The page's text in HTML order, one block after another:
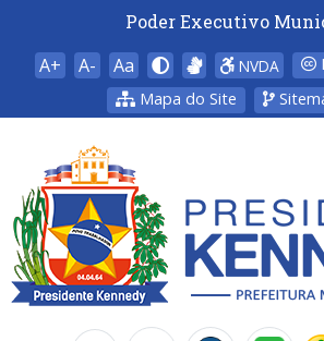
Poder Executivo
A+ A- Aa NVDA
Mapa do Site